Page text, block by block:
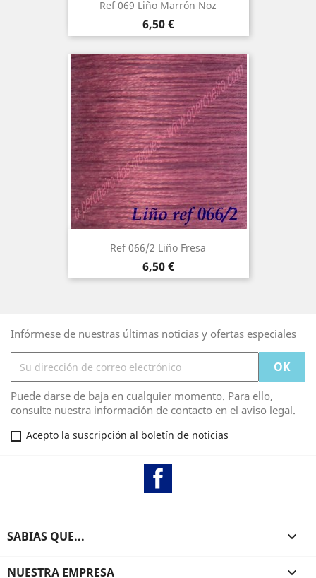
Ref 069 Liño Marrón Noz
Precio
6,50 €
Ref 066/2 Liño Fresa
Precio
6,50 €
Infórmese de nuestras últimas noticias y ofertas especiales
Puede darse de baja en cualquier momento. Para ello,
consulte nuestra información de contacto en el aviso legal.
Acepto la suscripción al boletín de noticias
SABIAS QUE... 
NUESTRA EMPRESA 